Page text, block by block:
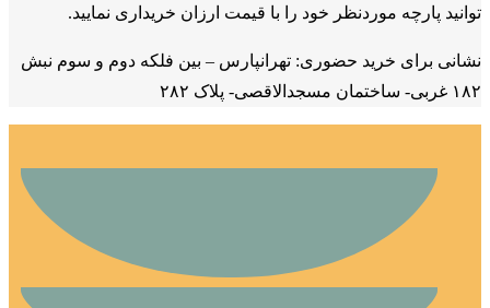
توانید پارچه موردنظر خود را با قیمت ارزان خریداری نمایید.
نشانی برای خرید حضوری: تهرانپارس – بین فلکه دوم و سوم نبش
۱۸۲ غربی- ساختمان مسجدالاقصی- پلاک ۲۸۲